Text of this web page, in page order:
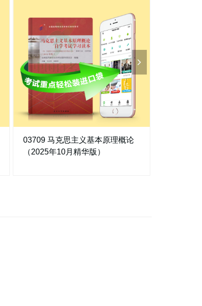
03709 马克思主义基本原理概论
（2025年10月精华版）